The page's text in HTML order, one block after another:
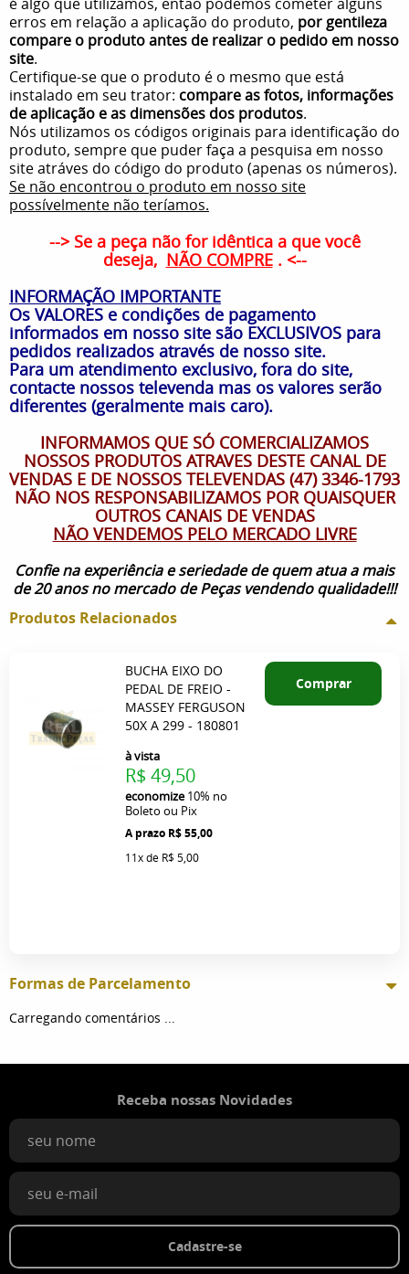
erros em relação a aplicação do produto, por gentileza
compare o produto antes de realizar o pedido em nosso
site.
Certifique-se que o produto é o mesmo que está
instalado em seu trator: compare as fotos, informações
de aplicação e as dimensões dos produtos.
Nós utilizamos os códigos originais para identificação do
produto, sempre que puder faça a pesquisa em nosso
site atráves do código do produto (apenas os números).
Se não encontrou o produto em nosso site
possívelmente não teríamos.
--> Se a peça não for idêntica a que você
deseja, NÃO COMPRE. <--
INFORMAÇÃO IMPORTANTE
Os VALORES e condições de pagamento
informados em nosso site são EXCLUSIVOS para
pedidos realizados através de nosso site.
Para um atendimento exclusivo, fora do site,
contacte nossos televenda mas os valores serão
diferentes (geralmente mais caro).
INFORMAMOS QUE SÓ COMERCIALIZAMOS
NOSSOS PRODUTOS ATRAVES DESTE CANAL DE
VENDAS E DE NOSSOS TELEVENDAS (47) 3346-1793
NÃO NOS RESPONSABILIZAMOS POR QUAISQUER
OUTROS CANAIS DE VENDAS
NÃO VENDEMOS PELO MERCADO LIVRE
Confie na experiência e seriedade de quem atua a mais
de 20 anos no mercado de Peças vendendo qualidade!!!
Produtos Relacionados
BUCHA EIXO DO
PEDAL DE FREIO -
MASSEY FERGUSON
50X A 299 - 180801
R$ 55,00
à vista
R$ 49,50
economize10% no
Boleto ou Pix
11xde R$ 5,00
Comprar
Formas de Parcelamento
Carregando comentários ...
Receba nossas Novidades
Cadastre-se